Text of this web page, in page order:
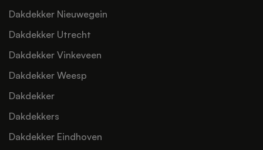
Dakdekker Nieuwegein
Dakdekker Utrecht
Dakdekker Vinkeveen
Dakdekker Weesp
Dakdekker
Dakdekkers
Dakdekker Eindhoven